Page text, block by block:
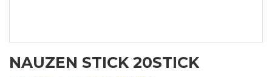
NAUZEN STICK 20STICK